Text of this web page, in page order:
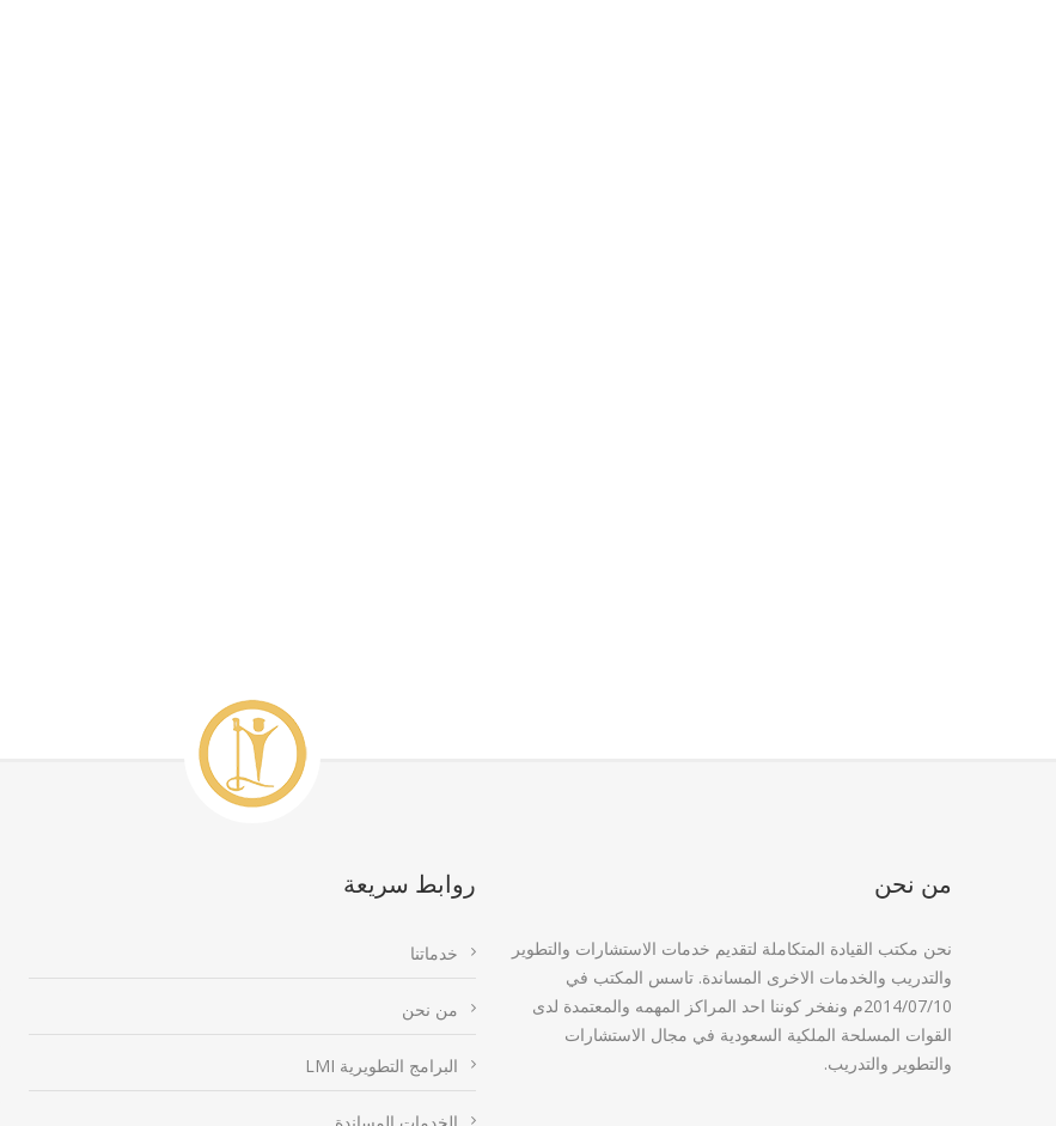
من نحن
نحن مكتب القيادة المتكاملة لتقديم خدمات الاستشارات والتطوير
والتدريب والخدمات الاخرى المساندة. تاسس المكتب في
2014/07/10م ونفخر كوننا احد المراكز المهمه والمعتمدة لدى
القوات المسلحة الملكية السعودية في مجال الاستشارات
والتطوير والتدريب.
روابط سريعة
خدماتنا
من نحن
البرامج التطويرية LMI